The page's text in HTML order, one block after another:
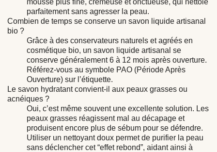
parfaitement sans agresser la peau.
Combien de temps se conserve un savon liquide artisanal
bio ?
Grâce à des conservateurs naturels et agréés en
cosmétique bio, un savon liquide artisanal se
conserve généralement 6 à 12 mois après ouverture.
Référez-vous au symbole PAO (Période Après
Ouverture) sur l’étiquette.
Le savon hydratant convient-il aux peaux grasses ou
acnéiques ?
Oui, c’est même souvent une excellente solution. Les
peaux grasses réagissent mal au décapage et
produisent encore plus de sébum pour se défendre.
Utiliser un nettoyant doux permet de purifier la peau
sans déclencher cet “effet rebond”, aidant ainsi à